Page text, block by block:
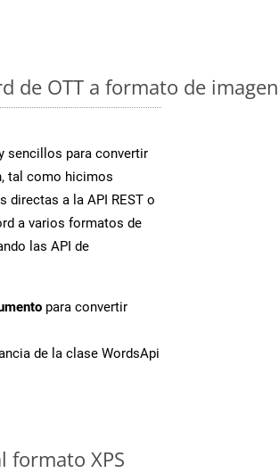
de OTT a formato de
sencillos para convertir
tal como hicimos
directas a la API REST o
a varios formatos de
las API de
para convertir
de la clase WordsApi
formato XPS